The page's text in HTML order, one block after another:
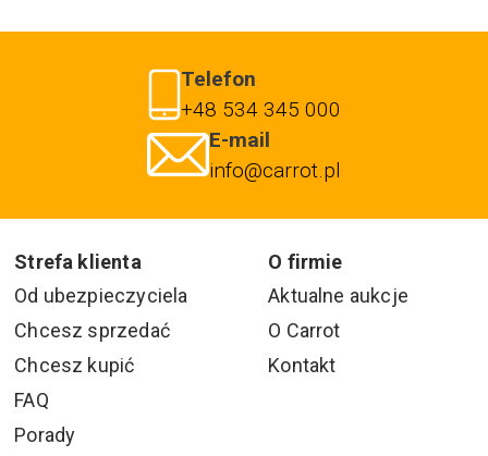
Telefon
+48 534 345 000
E-mail
info@carrot.pl
Strefa klienta
O firmie
Od ubezpieczyciela
Chcesz sprzedać
Chcesz kupić
FAQ
Porady
Aktualne aukcje
O Carrot
Kontakt